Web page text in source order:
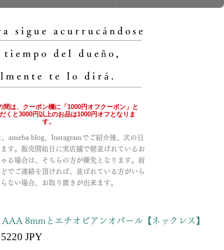
sigue acurrucándose
del dueño,
te lo dirá.
間は、クーポン欄に「1000円オフクーポン」と
くと3000円以上のお品は1000円オフとなりま
す。
ameba blog、Instagramでご紹介後、次の日
す。販売開始日に実店舗で朝並ばれているお
る場合は、そちらの方が優先となります。前
でご連絡を頂ければ、並ばれている方がいら
ない場合、お取り置きが出来ます。
AAA 8mmとエチオピアンオパール【ネックレス】
5220 JPYPrecio